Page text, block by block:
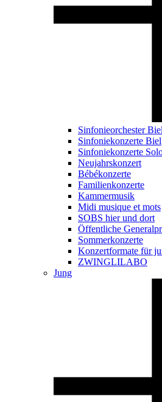
Sinfonieorchester
Sinfoniekonzerte Biel
Sinfoniekonzerte
Neujahrskonzert
Bébékonzerte
Familienkonzerte
Kammermusik
Midi musique et mots
SOBS hier und dort
Öffentliche
Sommerkonzerte
Konzertformate für
ZWINGLILABO
Jung